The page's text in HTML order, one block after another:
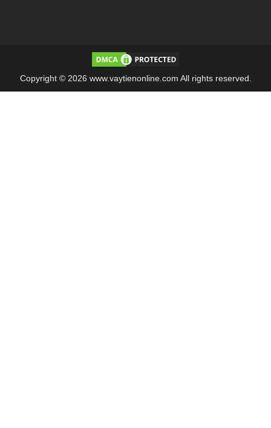
Copyright © 2026 www.vaytienonline.com All rights reserved.